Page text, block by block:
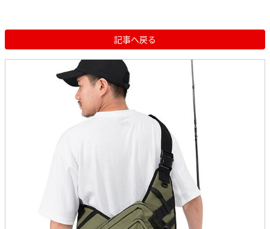
記事へ戻る